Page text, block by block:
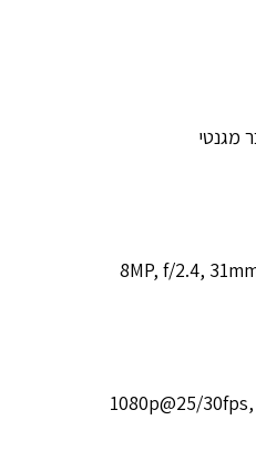
8MP, f/2.4,
1080p@25/